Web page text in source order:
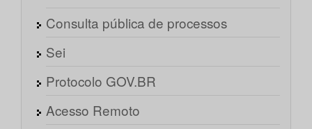
Consulta pública de processos
Sei
Protocolo GOV.BR
Acesso Remoto